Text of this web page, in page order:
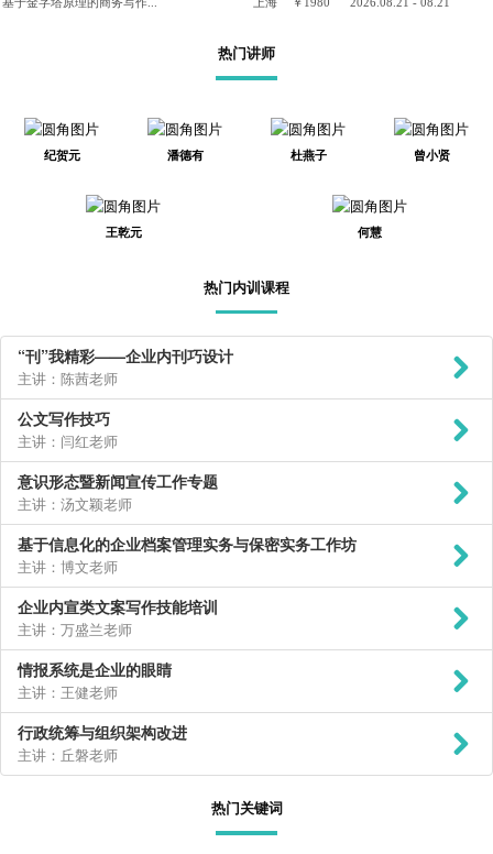
基于金字塔原理的商务写作... 上海 ￥1980 2026.08.21 - 08.21
热门讲师
纪贺元 潘德有 杜燕子 曾小贤
王乾元 何慧
热门内训课程
“刊”我精彩——企业内刊巧设计
主讲：陈茜老师
公文写作技巧
主讲：闫红老师
意识形态暨新闻宣传工作专题
主讲：汤文颖老师
基于信息化的企业档案管理实务与保密实务工作坊
主讲：博文老师
企业内宣类文案写作技能培训
主讲：万盛兰老师
情报系统是企业的眼睛
主讲：王健老师
行政统筹与组织架构改进
主讲：丘磐老师
热门关键词